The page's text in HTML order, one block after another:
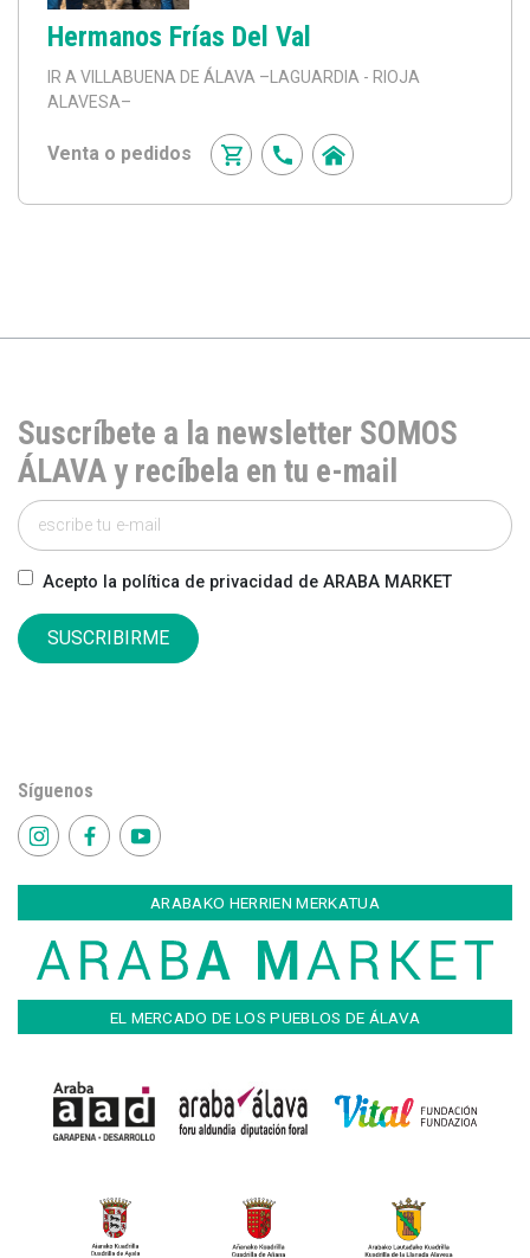
Hermanos Frías Del Val
IR A VILLABUENA DE ÁLAVA –LAGUARDIA - RIOJA
ALAVESA–
Venta o pedidos
Suscríbete a la newsletter SOMOS
ÁLAVA y recíbela en tu e-mail
Acepto la política de privacidad de ARABA MARKET
SUSCRIBIRME
Síguenos
ARABAKO HERRIEN MERKATUA
EL MERCADO DE LOS PUEBLOS DE ÁLAVA